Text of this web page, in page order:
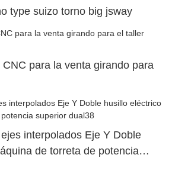
type suizo torno big jsway
para la venta girando para
interpolados Eje Y Doble
de torreta de potencia